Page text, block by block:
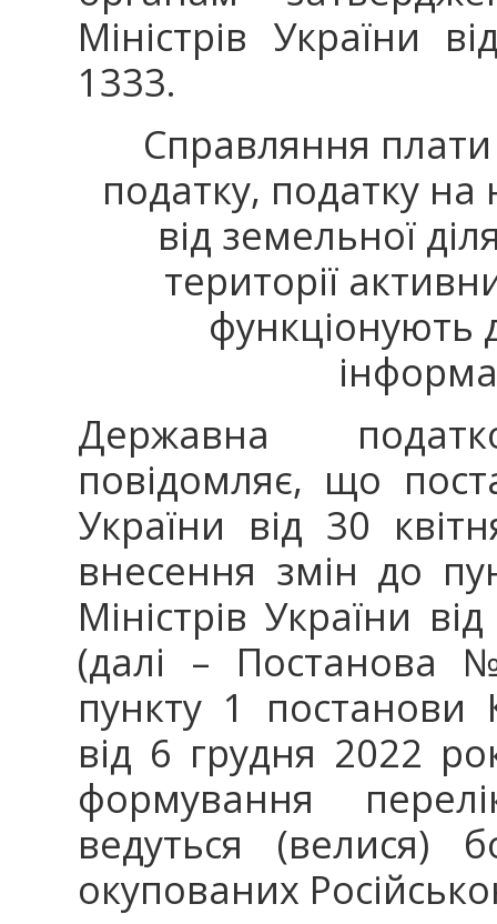
Міністрів України
1333.
Справляння
податку, податку
від земельної
території
функціонують
Державна
повідомляє, що
України від 30
внесення змін до
Міністрів України
(далі – Постанова
пункту 1 постанови
від 6 грудня 2022
формування
ведуться (велися)
окупованих